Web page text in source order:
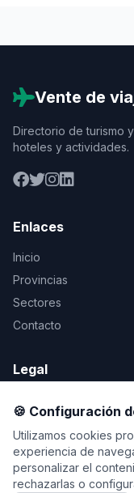
Vente de
Directorio de turismo
hoteles y actividades.
Enlaces
Inicio
Provincias
Sectores
Contacto
Legal
Privacidad
Cookies
🍪 Configuración
Utilizamos cookies
experiencia de
personalizar el
rechazarlas o